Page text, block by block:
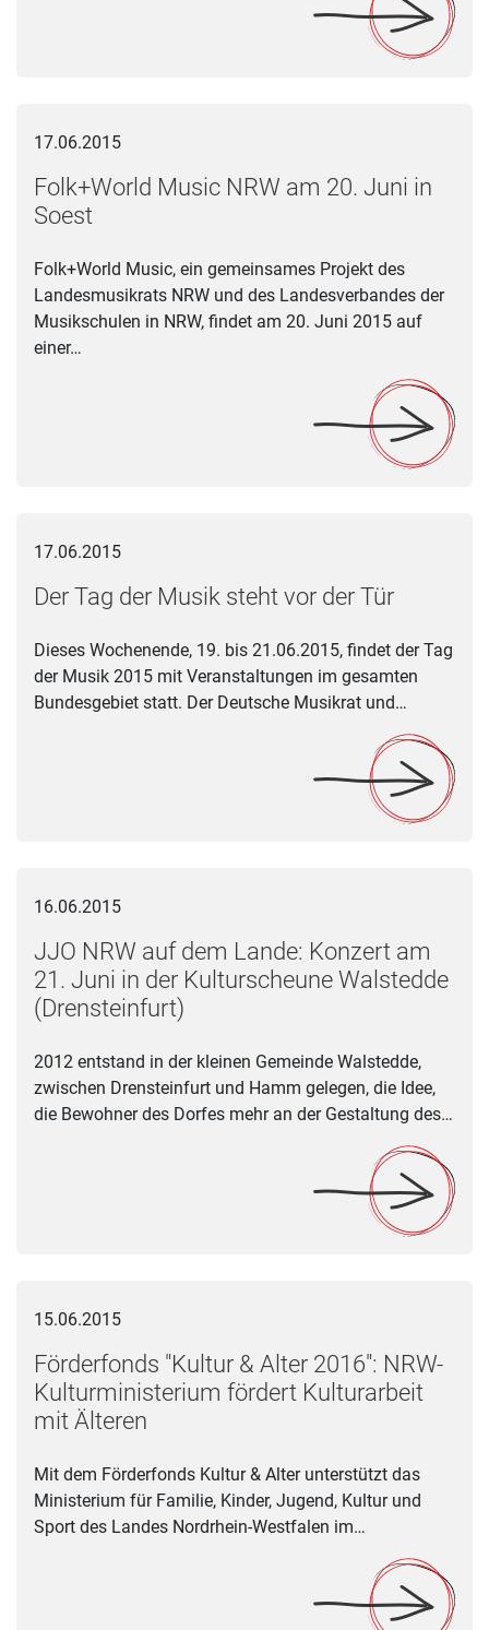
17.06.2015
Folk+World Music NRW am 20. Juni in
Soest
Folk+World Music, ein gemeinsames Projekt des
Landesmusikrats NRW und des Landesverbandes der
Musikschulen in NRW, findet am 20. Juni 2015 auf
einer…
17.06.2015
Der Tag der Musik steht vor der Tür
Dieses Wochenende, 19. bis 21.06.2015, findet der Tag
der Musik 2015 mit Veranstaltungen im gesamten
Bundesgebiet statt. Der Deutsche Musikrat und…
16.06.2015
JJO NRW auf dem Lande: Konzert am
21. Juni in der Kulturscheune Walstedde
(Drensteinfurt)
2012 entstand in der kleinen Gemeinde Walstedde,
zwischen Drensteinfurt und Hamm gelegen, die Idee,
die Bewohner des Dorfes mehr an der Gestaltung des…
15.06.2015
Förderfonds "Kultur & Alter 2016": NRW-
Kulturministerium fördert Kulturarbeit
mit Älteren
Mit dem Förderfonds Kultur & Alter unterstützt das
Ministerium für Familie, Kinder, Jugend, Kultur und
Sport des Landes Nordrhein-Westfalen im…